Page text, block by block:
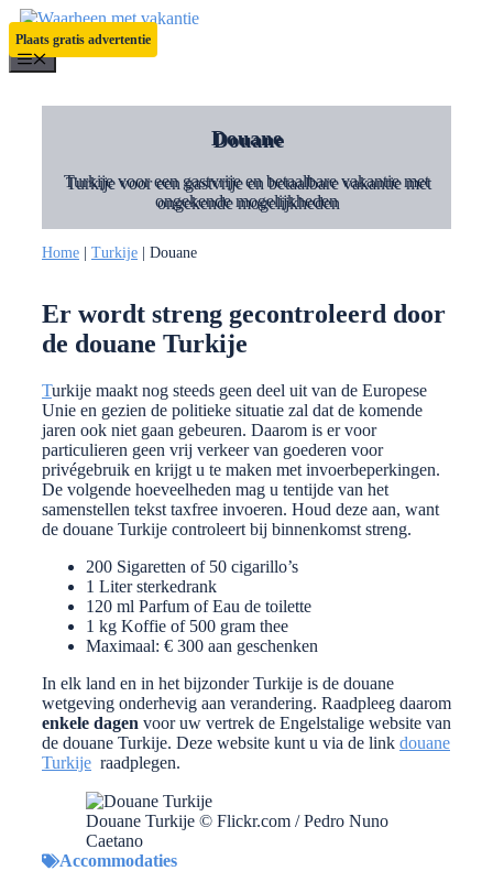
Ga
naar
de
inhoud
Plaats gratis advertentie
Menu
Douane
Turkije voor een gastvrije en betaalbare vakantie met
ongekende mogelijkheden
Home Turkije Douane
Er wordt streng gecontroleerd door
de douane Turkije
Turkije maakt nog steeds geen deel uit van de Europese
Unie en gezien de politieke situatie zal dat de komende
jaren ook niet gaan gebeuren. Daarom is er voor
particulieren geen vrij verkeer van goederen voor
privégebruik en krijgt u te maken met invoerbeperkingen.
De volgende hoeveelheden mag u tentijde van het
samenstellen tekst taxfree invoeren. Houd deze aan, want
de douane Turkije controleert bij binnenkomst streng.
200 Sigaretten of 50 cigarillo’s
1 Liter sterkedrank
120 ml Parfum of Eau de toilette
1 kg Koffie of 500 gram thee
Maximaal: € 300 aan geschenken
In elk land en in het bijzonder Turkije is de douane
wetgeving onderhevig aan verandering. Raadpleeg daarom
enkele dagen voor uw vertrek de Engelstalige website van
de douane Turkije. Deze website kunt u via de link douane
Turkije raadplegen.
Douane Turkije © Flickr.com / Pedro Nuno
Caetano
Accommodaties